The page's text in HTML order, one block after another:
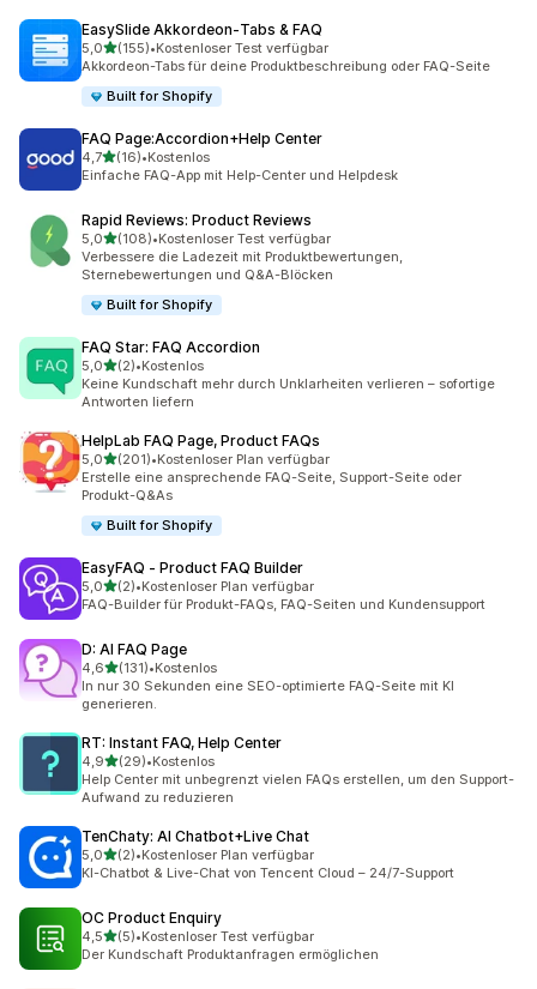
EasySlide Akkordeon‑Tabs & FAQ
5,0von 5 Sternen
(155)
155 Rezensionen insgesamt
•Kostenloser Test verfügbar
Akkordeon-Tabs für deine Produktbeschreibung oder FAQ-Seite
Built for Shopify
FAQ Page:Accordion+Help Center
4,7von 5 Sternen
(16)
16 Rezensionen insgesamt
•Kostenlos
Einfache FAQ-App mit Help-Center und Helpdesk
Rapid Reviews: Product Reviews
5,0von 5 Sternen
(108)
108 Rezensionen insgesamt
•Kostenloser Test verfügbar
Verbessere die Ladezeit mit Produktbewertungen,
Sternebewertungen und Q&A-Blöcken
Built for Shopify
FAQ Star: FAQ Accordion
5,0von 5 Sternen
(2)
2 Rezensionen insgesamt
•Kostenlos
Keine Kundschaft mehr durch Unklarheiten verlieren – sofortige
Antworten liefern
HelpLab FAQ Page, Product FAQs
5,0von 5 Sternen
(201)
201 Rezensionen insgesamt
•Kostenloser Plan verfügbar
Erstelle eine ansprechende FAQ-Seite, Support-Seite oder
Produkt-Q&As
Built for Shopify
EasyFAQ ‑ Product FAQ Builder
5,0von 5 Sternen
(2)
2 Rezensionen insgesamt
•Kostenloser Plan verfügbar
FAQ-Builder für Produkt-FAQs, FAQ-Seiten und Kundensupport
D: AI FAQ Page
4,6von 5 Sternen
(131)
131 Rezensionen insgesamt
•Kostenlos
In nur 30 Sekunden eine SEO-optimierte FAQ-Seite mit KI
generieren.
RT: Instant FAQ, Help Center
4,9von 5 Sternen
(29)
29 Rezensionen insgesamt
•Kostenlos
Help Center mit unbegrenzt vielen FAQs erstellen, um den Support-
Aufwand zu reduzieren
TenChaty: AI Chatbot+Live Chat
5,0von 5 Sternen
(2)
2 Rezensionen insgesamt
•Kostenloser Plan verfügbar
KI-Chatbot & Live-Chat von Tencent Cloud – 24/7-Support
OC Product Enquiry
4,5von 5 Sternen
(5)
5 Rezensionen insgesamt
•Kostenloser Test verfügbar
Der Kundschaft Produktanfragen ermöglichen